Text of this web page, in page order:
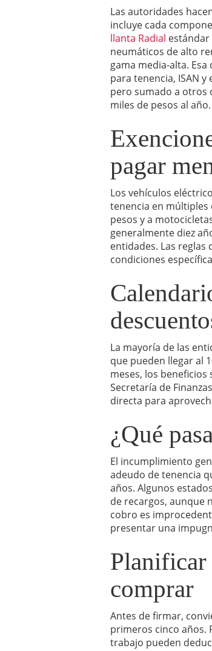
Las autoridades
incluye cada
llanta Radial
neumáticos de alto
gama media-alta.
para tenencia, ISAN
pero sumado a otros
miles de pesos al año.
pagar
Los vehículos
tenencia en múltiples
pesos y a
generalmente diez
entidades. Las reglas
condiciones
La mayoría de las
que pueden llegar al
meses, los
Secretaría de
directa para
¿Qué
El incumplimiento
adeudo de tenencia
años. Algunos
de recargos, aunque
cobro es
presentar una
Planificar
comprar
Antes de firmar,
primeros cinco años.
trabajo pueden